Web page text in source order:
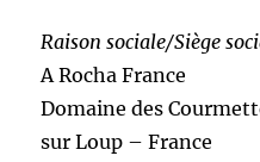
Raison sociale/Siège
A Rocha France
Domaine des
sur Loup – France